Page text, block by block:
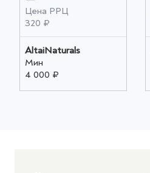
Цена РРЦ
320 ₽
AltaiNaturals
Мин
4 000 ₽